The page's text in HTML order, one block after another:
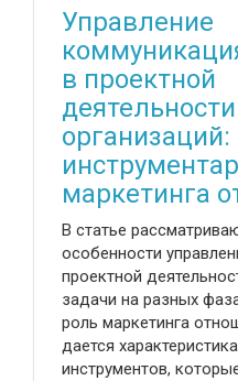
Управление
в проектной
деятельности
организаций:
маркетинга
В статье
особенности
проектной
задачи на разных
роль маркетинга
дается
инструментов,